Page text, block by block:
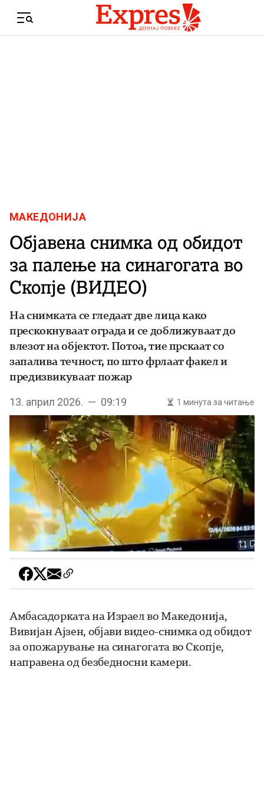
Menu
МАКЕДОНИЈА
Објавена снимка од обидот
за палење на синагогата во
Скопје (ВИДЕО)
На снимката се гледаат две лица како
прескокнуваат ограда и се доближуваат до
влезот на објектот. Потоа, тие прскаат со
запалива течност, по што фрлаат факел и
предизвикуваат пожар
13. април 2026. — 09:19 1 минута за читање
Амбасадорката на Израел во Македонија,
Вивијан Ајзен, објави видео-снимка од обидот
за опожарување на синагогата во Скопје,
направена од безбедносни камери.